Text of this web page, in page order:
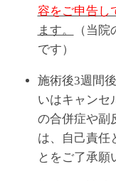
容をご申告し
ます。
（当
です）
施術後3週間
いはキャンセ
の合併症や副
は、自己責任
とをご了承願